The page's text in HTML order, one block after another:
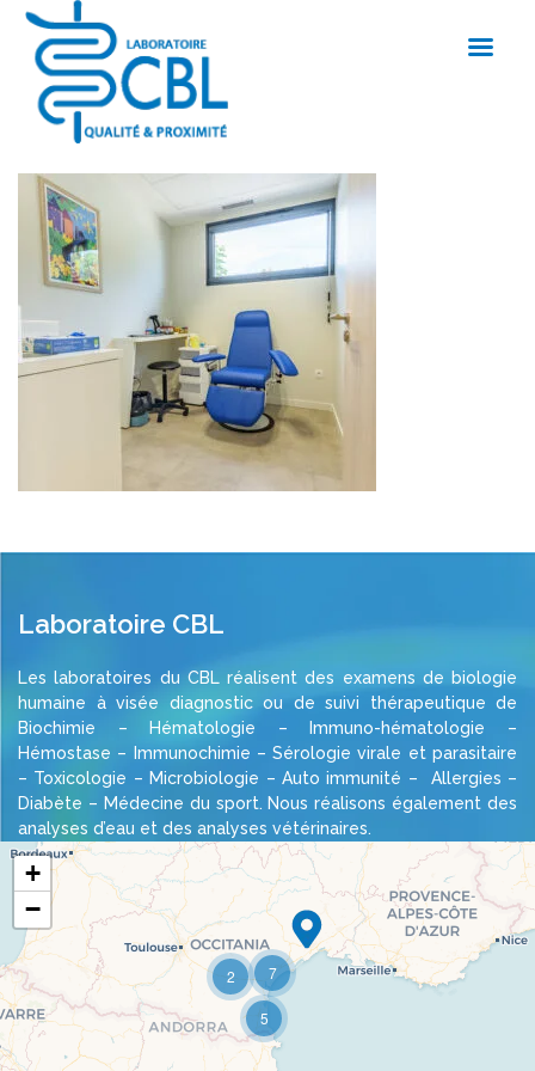
Laboratoire CBL
Les laboratoires du CBL réalisent des examens de biologie
humaine à visée diagnostic ou de suivi thérapeutique de
Biochimie – Hématologie – Immuno-hématologie –
Hémostase – Immunochimie – Sérologie virale et parasitaire
– Toxicologie – Microbiologie – Auto immunité – Allergies –
Diabète – Médecine du sport. Nous réalisons également des
analyses d’eau et des analyses vétérinaires.
Travelers' Map is loading...
If you see this after your page is loaded
completely, leafletJS files are missing.
2 7
5
+
−